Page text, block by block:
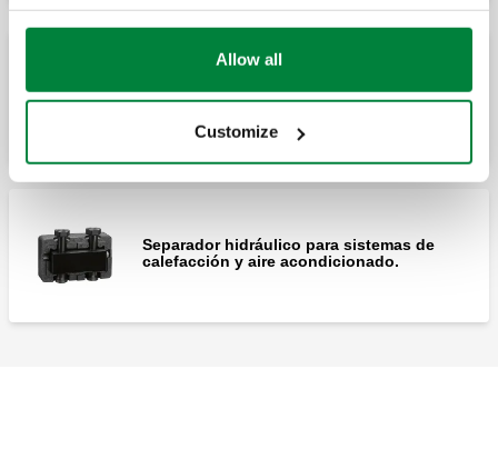
Allow all
Customize
aire acondicionado. 5 salidas.
Separador hidráulico para sistemas de
calefacción y aire acondicionado.